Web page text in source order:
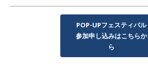
POP-UPフェスティバル
参加申し込みはこちらか
ら